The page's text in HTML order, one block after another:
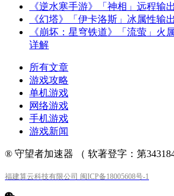
《逆水寒手游》「神相」远程输
《幻塔》「伊卡洛斯」冰属性输
《崩坏：星穹铁道》「流萤」火
详解
所有文章
游戏攻略
单机游戏
网络游戏
手机游戏
游戏新闻
® 守望者加速器 （ 软著登字：第
福建算云科技有限公司 闽ICP备18005608号-1